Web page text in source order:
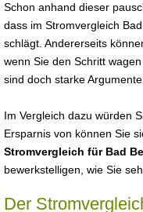
Schon anhand dieser
dass im Stromvergleich
schlägt. Andererseits
wenn Sie den Schritt
sind doch starke Argumente.
Im Vergleich dazu würden
Ersparnis von können Sie
Stromvergleich für Bad
bewerkstelligen, wie Sie
Der